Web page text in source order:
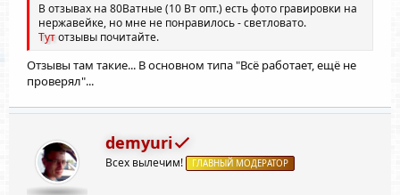
В отзывах на 80Ватные (10 Вт опт.) есть фото гравировки на
нержавейке, но мне не понравилось - светловато.
Тутотзывы почитайте.
Отзывы там такие... В основном типа "Всё работает, ещё не
проверял"...
demyuri
Всех вылечим! ГЛАВНЫЙ МОДЕРАТОР